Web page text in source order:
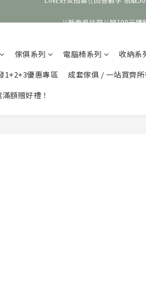
\\新會員註冊// 贈100元購
傢俱系列 電腦椅系列 收納系
1+2+3優惠專區
成套傢俱 / 一站買齊所
額贈好禮！